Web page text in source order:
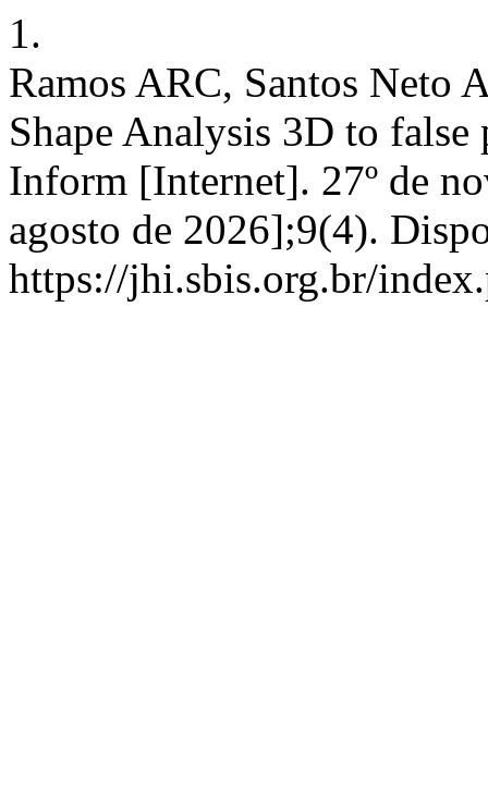
1.
Ramos ARC, Santos Neto
Shape Analysis 3D to
Inform [Internet]. 27º de
agosto de 2026];9(4).
https://jhi.sbis.org.br/